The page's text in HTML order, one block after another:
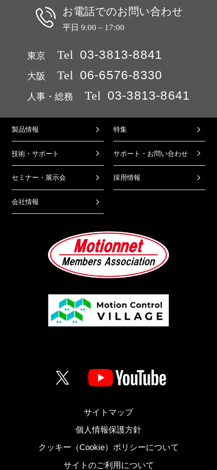
お電話でのお問い合わせ
平日 9:00 – 17:00
東京 Tel 03-3813-8841
大阪 Tel 06-6576-8330
人事・総務 Tel 03-3813-8641
製品情報 特集
技術・サポート サポート・お問い合わせ
セミナー・展示会 採用情報
会社情報
サイトマップ
個人情報保護方針
クッキー（Cookie）ポリシーについて
サイトのご利用について